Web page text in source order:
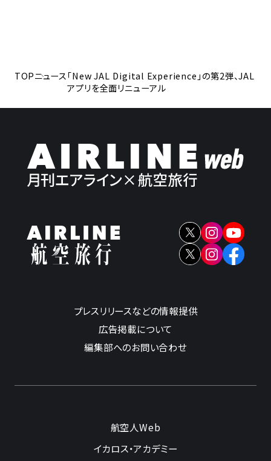
TOPニュース「New JAL Digital Experience」の第2弾、JAL
アプリを全面リニューアル
プレスリリースなどの情報提供
広告掲載について
編集部へのお問い合わせ
航空人Web
イカロス・アカデミー